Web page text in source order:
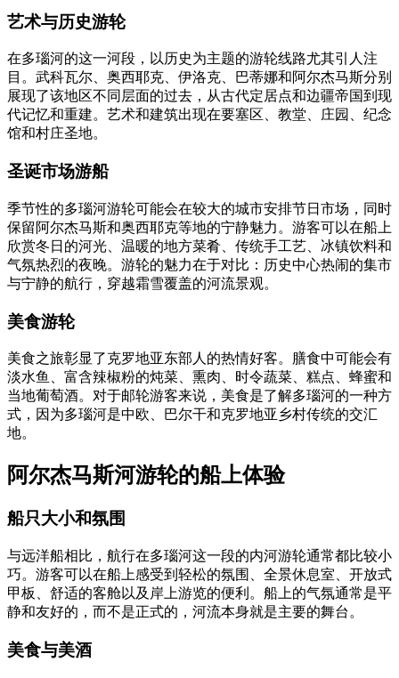
艺术与历史游轮
在多瑙河的这一河段，以历史为主题的游轮线路尤其引人注
目。武科瓦尔、奥西耶克、伊洛克、巴蒂娜和阿尔杰马斯分别
展现了该地区不同层面的过去，从古代定居点和边疆帝国到现
代记忆和重建。艺术和建筑出现在要塞区、教堂、庄园、纪念
馆和村庄圣地。
圣诞市场游船
季节性的多瑙河游轮可能会在较大的城市安排节日市场，同时
保留阿尔杰马斯和奥西耶克等地的宁静魅力。游客可以在船上
欣赏冬日的河光、温暖的地方菜肴、传统手工艺、冰镇饮料和
气氛热烈的夜晚。游轮的魅力在于对比：历史中心热闹的集市
与宁静的航行，穿越霜雪覆盖的河流景观。
美食游轮
美食之旅彰显了克罗地亚东部人的热情好客。膳食中可能会有
淡水鱼、富含辣椒粉的炖菜、熏肉、时令蔬菜、糕点、蜂蜜和
当地葡萄酒。对于邮轮游客来说，美食是了解多瑙河的一种方
式，因为多瑙河是中欧、巴尔干和克罗地亚乡村传统的交汇
地。
阿尔杰马斯河游轮的船上体验
船只大小和氛围
与远洋船相比，航行在多瑙河这一段的内河游轮通常都比较小
巧。游客可以在船上感受到轻松的氛围、全景休息室、开放式
甲板、舒适的客舱以及岸上游览的便利。船上的气氛通常是平
静和友好的，而不是正式的，河流本身就是主要的舞台。
美食与美酒